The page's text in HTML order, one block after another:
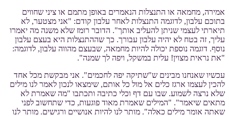
אמירה, מחמאה או התנצלות הנאמרים באופן מתמם או ציני שחווים
בתוכם עלבון, לדוגמה התנצלות לאחר עלבון קודם: "אני מצטער, לא
תיארתי לעצמי שניתן להעליב אותך". הדובר רומז שלא משנה מה יאמרו
עליך, זה בטח לא יהיה עלבון עבורך. כך שההתנצלות היא בעצם עלבון
נוסף. דוגמה נוספת יכולה להיות מחמאה, שבעצם מהווה עלבון, לדוגמה:
"את נראית מצוין! עלית במשקל, ויפה לך שמנה".
עכשיו שאנחנו מבינים ש"שתיקה יפה לחכמים". אני מבקשת מכל אחד
להכין לעצמו ארגז כלים אל מול כל אותם, שימצאו לנכון לאמר לנו מילים
שלא נרצה לשמוע. שבו עם דף וכלי כתיבה ותכתבו "מה שאמרת לא
מתאים שיאמר". "המילים שאמרת מאוד פוגעות, כדי שתחשוב לפני
שאתה אומר מילים כאלה". מותר לנו להיות אנושיים ורגישים. מותר לנו